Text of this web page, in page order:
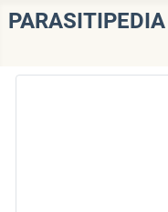
PARASITIPEDIA